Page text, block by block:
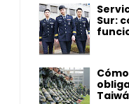
Sur: